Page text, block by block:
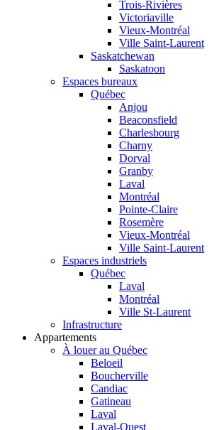
Trois-Rivières
Victoriaville
Vieux-Montréal
Ville Saint-Laurent
Saskatchewan
Saskatoon
Espaces bureaux
Québec
Anjou
Beaconsfield
Charlesbourg
Charny
Dorval
Granby
Laval
Montréal
Pointe-Claire
Rosemère
Vieux-Montréal
Ville Saint-Laurent
Espaces industriels
Québec
Laval
Montréal
Ville St-Laurent
Infrastructure
Appartements
À louer au Québec
Beloeil
Boucherville
Candiac
Gatineau
Laval
Laval-Ouest